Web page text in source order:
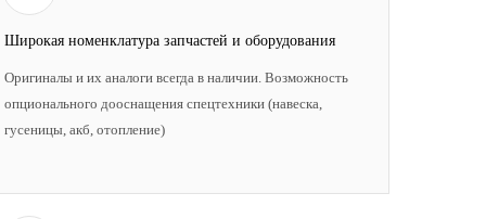
Широкая номенклатура запчастей и оборудования
Оригиналы и их аналоги всегда в наличии. Возможность
опционального дооснащения спецтехники (навеска,
гусеницы, акб, отопление)